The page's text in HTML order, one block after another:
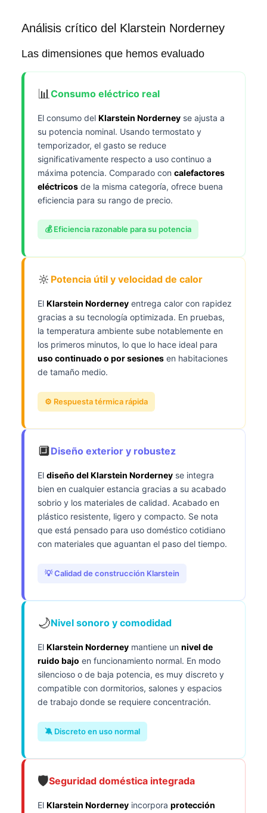
Análisis crítico del Klarstein Norderney
Las dimensiones que hemos evaluado
📊 Consumo eléctrico real
El consumo del Klarstein Norderneyse ajusta a
su potencia nominal. Usando termostato y
temporizador, el gasto se reduce
significativamente respecto a uso continuo a
máxima potencia. Comparado con calefactores
eléctricosde la misma categoría, ofrece buena
eficiencia para su rango de precio.
💰 Eficiencia razonable para su potencia
🔆 Potencia útil y velocidad de calor
El Klarstein Norderneyentrega calor con rapidez
gracias a su tecnología optimizada. En pruebas,
la temperatura ambiente sube notablemente en
los primeros minutos, lo que lo hace ideal para
uso continuado o por sesionesen habitaciones
de tamaño medio.
⚙️ Respuesta térmica rápida
🔲Diseño exterior y robustez
El diseño del Klarstein Norderneyse integra
bien en cualquier estancia gracias a su acabado
sobrio y los materiales de calidad. Acabado en
plástico resistente, ligero y compacto. Se nota
que está pensado para uso doméstico cotidiano
con materiales que aguantan el paso del tiempo.
💡 Calidad de construcción Klarstein
🌙Nivel sonoro y comodidad
El Klarstein Norderneymantiene un nivel de
ruido bajo en funcionamiento normal. En modo
silencioso o de baja potencia, es muy discreto y
compatible con dormitorios, salones y espacios
de trabajo donde se requiere concentración.
🔕 Discreto en uso normal
🛡️Seguridad doméstica integrada
El Klarstein Norderneyincorpora protección